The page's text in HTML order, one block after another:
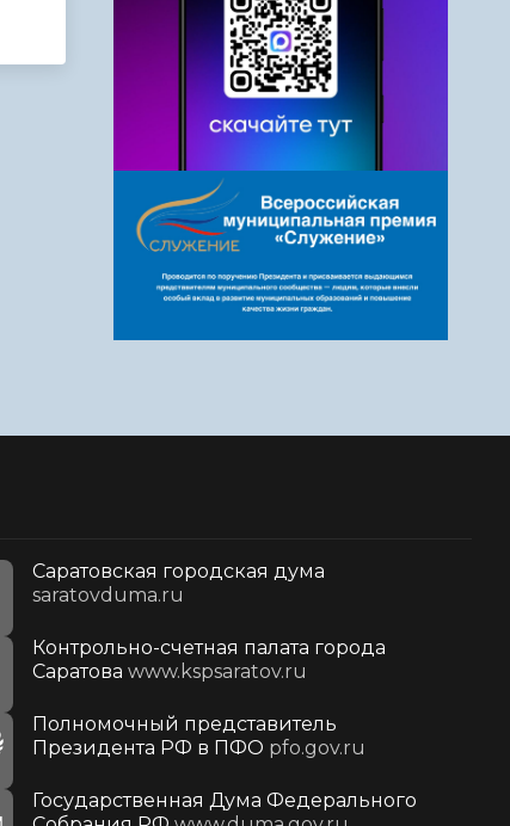
Саратовская городская дума
saratovduma.ru
Контрольно-счетная палата города
Саратова www.kspsaratov.ru
Полномочный представитель
Президента РФ в ПФО pfo.gov.ru
Государственная Дума Федерального